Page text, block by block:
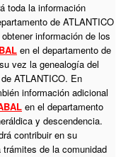
toda la información
de ATLANTICO
información de los
en el departamento de
vez la genealogía del
ATLANTICO. En
información adicional
en el departamento
y descendencia.
contribuir en su
de la comunidad